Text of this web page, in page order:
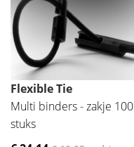
Flexible Tie
Multi binders - zakje 100
stuks